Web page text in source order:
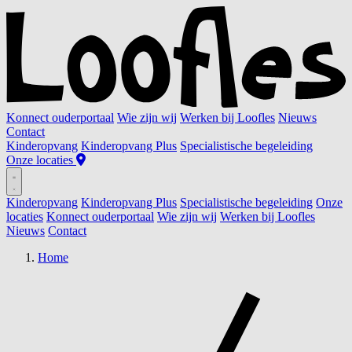
Konnect ouderportaal Wie zijn wij Werken bij Loofles Nieuws
Contact
Kinderopvang Kinderopvang Plus Specialistische begeleiding
Onze locaties
Kinderopvang Kinderopvang Plus Specialistische begeleiding Onze
locaties Konnect ouderportaal Wie zijn wij Werken bij Loofles
Nieuws Contact
Home